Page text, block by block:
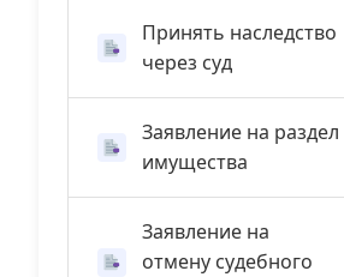
Принять наследство
через суд
Заявление на раздел
имущества
Заявление на
отмену судебного